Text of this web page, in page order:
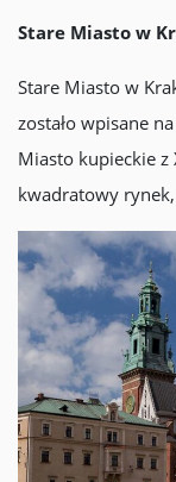
Stare Miasto w
Stare Miasto w
zostało wpisane
Miasto kupieckie z
kwadratowy rynek,